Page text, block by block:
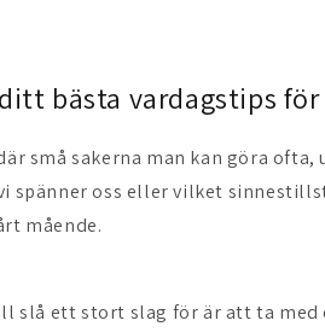
bästa vardagstips
små sakerna man kan göra
spänner oss eller vilket
mående.
slå ett stort slag för är att ta